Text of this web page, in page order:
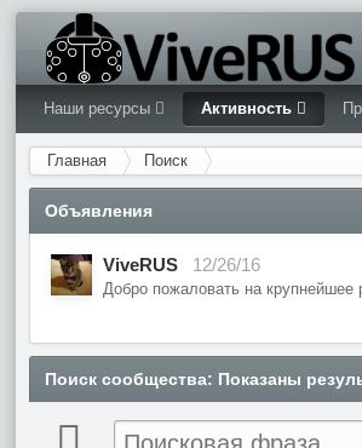
Наши ресурсы Активность
Главная Поиск
Объявления
ViveRUS 12/26/16
Добро пожаловать на
Поиск сообщества: Показаны